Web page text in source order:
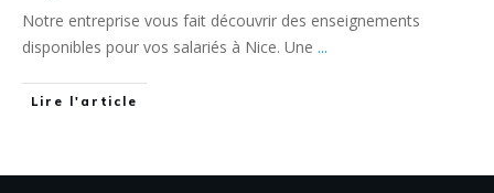
Notre entreprise vous fait découvrir des enseignements
disponibles pour vos salariés à Nice. Une ...
Lire l'article